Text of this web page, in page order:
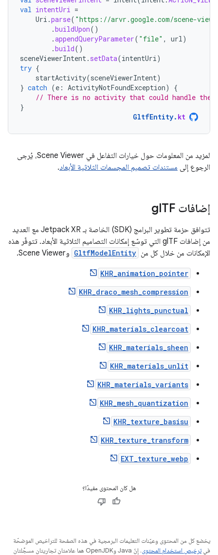
val intentUri =
Uri .parse( "https://arvr.google.com/scene-
.buildUpon()
.appendQueryParameter( "file" , url )
.build()
sceneViewerIntent . setData(intentUri )
try {
startActivity(sceneViewerIntent)
} catch (e : ActivityNotFoundException)
{
// There is no activity that could handle the
}
GltfEntity. kt
لمزيد من المعلومات حول خيارات التفاعل في Scene Viewer، يُرجى
الرجوع إلى مستندات تصميم المجسمات الثلاثية الأبعاد.
إضافات gl TF
تتوافق حزمة تطوير البرامج (SDK) الخاصة بـ Jetpack XR مع العديد
من إضافات glTF التي توسّع إمكانات التصاميم الثلاثية الأبعاد. تتوفّر هذه
الإمكانات من خلال كل من GltfModelEntity وScene Viewer.
KHR_animation_pointer
KHR_draco_mesh_compression
KHR_lights_punctual
KHR_materials_clearcoat
KHR_materials_sheen
KHR_materials_unlit
KHR_materials_variants
KHR_mesh_quantization
KHR_texture_basisu
KHR_texture_transform
EXT_texture_webp
هل كان المحتوى مفيدًا؟
يخضع كل من المحتوى وعيّنات التعليمات البرمجية في هذه الصفحة للتراخيص الموضحّة
فيترخيص استخدام المحتوى
. إنّ Java وOpenJDK هما علامتان تجاريتان مسجَّلتان